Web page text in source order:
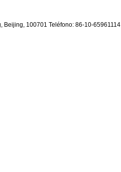
100701 Teléfono: 86-10-65961114